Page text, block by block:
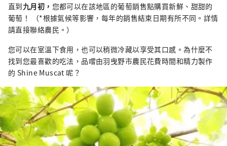
直到九月初， 您都可以在該地區的葡萄銷售點購買新鮮、甜甜的
葡萄！ （*根據氣候等影響，每年的銷售結束日期有所不同。詳情
請直接聯絡農民。）
您可以在室溫下食用，也可以稍微冷藏以享受其口感。為什麼不
找到您最喜歡的吃法，品嚐由羽曳野市農民花費時間和精力製作
的 Shine Muscat 呢？